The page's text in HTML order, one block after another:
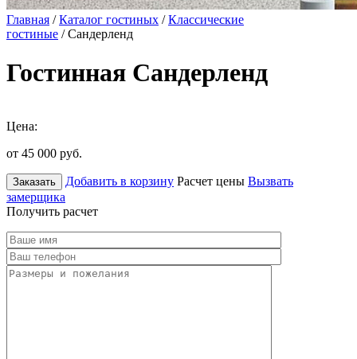
Главная /Каталог гостиных /Классические
гостиные / Сандерленд
Гостинная Сандерленд
Цена:
от 45 000 руб.
Заказать Добавить в корзину Расчет цены Вызвать
замерщика
Получить расчет